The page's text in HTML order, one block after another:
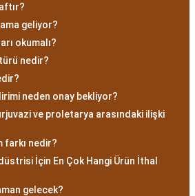
geliyor?
okumalı?
nedir?
neden onay bekliyor?
ve proletarya arasındaki ilişki
farkı nedir?
İçin En Çok Hangi Ürün İthal
gelecek?